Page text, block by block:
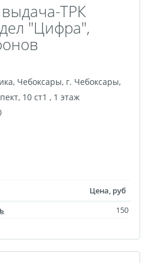
ТРК
"Цифра",
, Чебоксары, г. Чебоксары,
10 ст1 , 1 этаж
Цена, руб
150